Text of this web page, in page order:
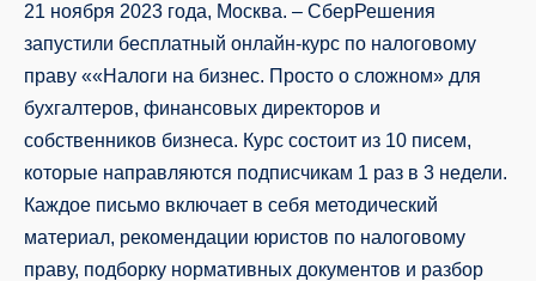
21 ноября 2023 года, Москва. – СберРешения
запустили бесплатный онлайн-курс по налоговому
праву ««Налоги на бизнес. Просто о сложном» для
бухгалтеров, финансовых директоров и
собственников бизнеса. Курс состоит из 10 писем,
которые направляются подписчикам 1 раз в 3 недели.
Каждое письмо включает в себя методический
материал, рекомендации юристов по налоговому
праву, подборку нормативных документов и разбор